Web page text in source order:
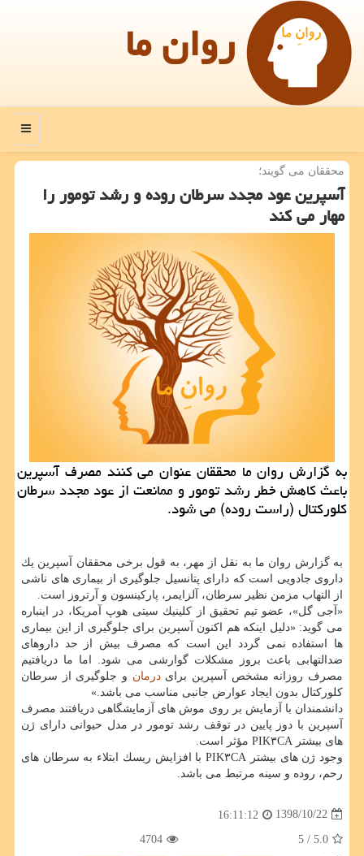
روان ما
منو
محققان می گویند؛
آسپرین عود مجدد سرطان روده و رشد تومور را
مهار می كند
به گزارش روان ما محققان عنوان می كنند مصرف آسپرین
باعث كاهش خطر رشد تومور و ممانعت از عود مجدد سرطان
كلوركتال (راست روده) می شود.
به گزارش روان ما به نقل از مهر، به قول برخی محققان آسپرین یك
داروی جادویی است كه دارای پتانسیل جلوگیری از بیماری های ناشی
از التهاب مزمن نظیر سرطان، آلزایمر، پاركینسون و آرتروز است.
«آجی گل»، عضو تیم تحقیق از كلینیك سیتی هوپ آمریكا، در اینباره
می گوید: «دلیل اینكه هم اكنون آسپرین برای جلوگیری از این بیماری
ها استفاده نمی گردد این است كه مصرف بیش از حد داروهای
ضدالتهابی باعث بروز مشكلات گوارشی می شود. اما ما دریافتیم
مصرف روزانه مشخص آسپرین برایدرمان و جلوگیری از سرطان
كلوركتال بدون ایجاد عوارض جانبی مناسب می باشد.»
دانشمندان با آزمایش بر روی موش های آزمایشگاهی دریافتند مصرف
آسپرین با دوز پایین در توقف رشد تومور در مدل حیوانی دارای ژن
های بیشتر PIK۳CA مؤثر است.
وجود ژن های بیشتر PIK۳CA با افزایش ریسك ابتلاء به سرطان های
رحم، روده و سینه مرتبط می باشد.
1398/10/22
16:11:12
5.0
/ 5
4704